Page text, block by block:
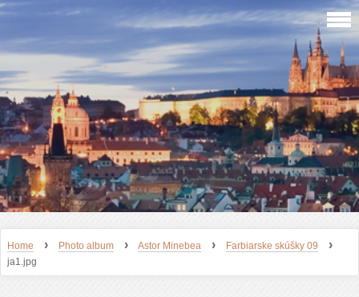
Home › Photo album › Astor Minebea › Farbiarske skúšky 09 ›
ja1.jpg